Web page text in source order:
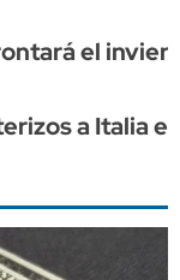
el
a Italia